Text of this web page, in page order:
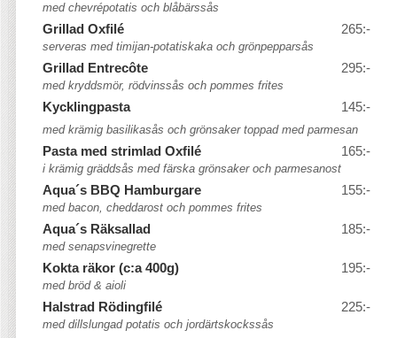
med chevrépotatis och blåbärssås
Grillad Oxfilé 265:-
serveras med timijan-potatiskaka och grönpepparsås
Grillad Entrecôte 295:-
med kryddsmör, rödvinssås och pommes frites
Kycklingpasta 145:-
med krämig basilikasås och grönsaker toppad med parmesan
Pasta med strimlad Oxfilé 165:-
i krämig gräddsås med färska grönsaker och parmesanost
Aqua´s BBQ Hamburgare 155:-
med bacon, cheddarost och pommes frites
Aqua´s Räksallad 185:-
med senapsvinegrette
Kokta räkor (c:a 400g) 195:-
med bröd & aioli
Halstrad Rödingfilé 225:-
med dillslungad potatis och jordärtskockssås